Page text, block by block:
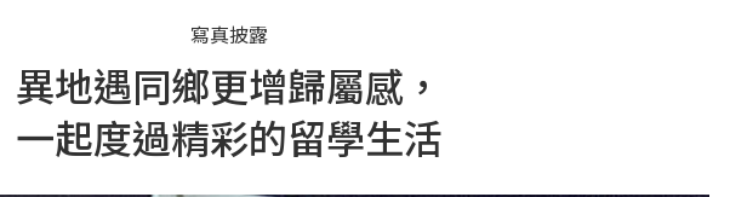
寫真披露
異地遇同鄉更增歸屬感，
一起度過精彩的留學生活